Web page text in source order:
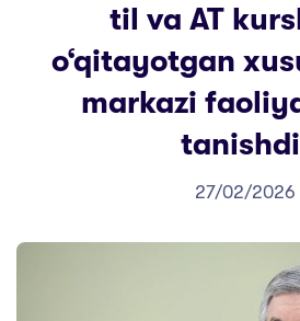
til va AT
o‘qitayotgan
markazi
27/02/2026